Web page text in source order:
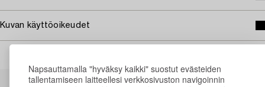
Napsauttamalla "hyväksy kaikki" suostut evästeiden
tallentamiseen laitteellesi verkkosivuston navigoinnin
Kuvan käyttöoikeudet
Muiden katsomia kohteita